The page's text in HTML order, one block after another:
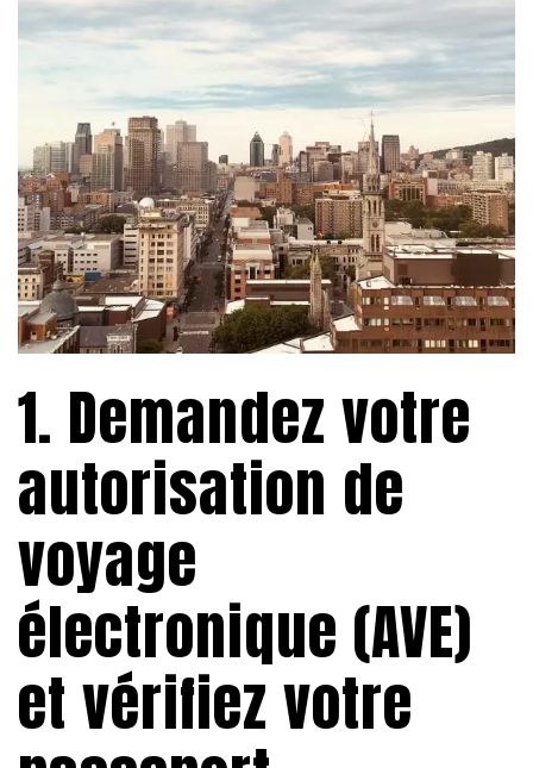
1. Demandez votre
autorisation de
voyage
électronique (AVE)
et vérifiez votre